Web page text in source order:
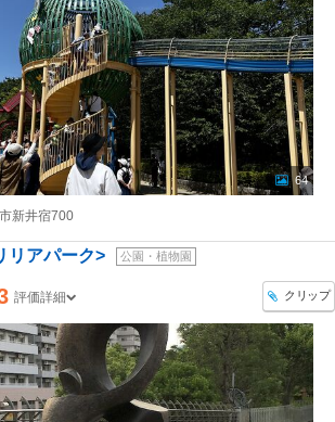
64
新井宿700
リアパーク> 公園・植物園
評価詳細 クリップ